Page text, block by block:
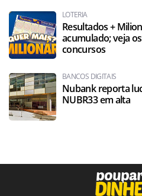
LOTERIA
Resultados +
acumulado; veja
concursos
BANCOS DIGITAIS
Nubank reporta
NUBR33 em alta